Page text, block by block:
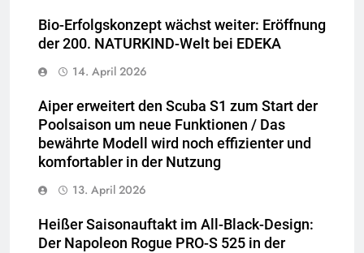
Bio-Erfolgskonzept wächst weiter: Eröffnung
der 200. NATURKIND-Welt bei EDEKA
14. April 2026
Aiper erweitert den Scuba S1 zum Start der
Poolsaison um neue Funktionen / Das
bewährte Modell wird noch effizienter und
komfortabler in der Nutzung
13. April 2026
Heißer Saisonauftakt im All-Black-Design:
Der Napoleon Rogue PRO-S 525 in der